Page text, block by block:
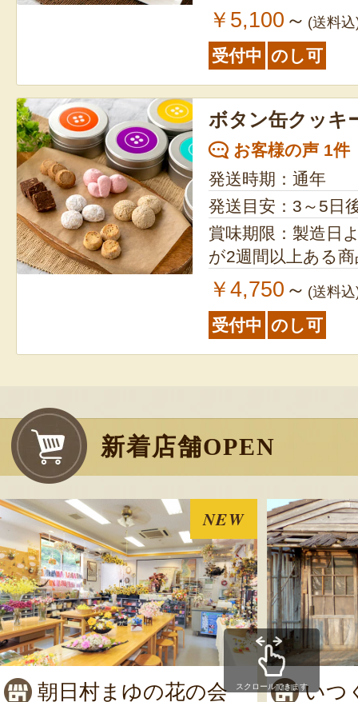
￥5,100 ～ (送料
受付中 のし可
ボタン缶クッキ
お客様の声 1件
発送時期：通年
発送目安：3～5日
賞味期限：製造日より1
が2週間以上ある
￥4,750 ～ (送料
受付中 のし可
新着店舗OPEN
NEW
朝日村まゆの花の会 いつ
スクロールできます